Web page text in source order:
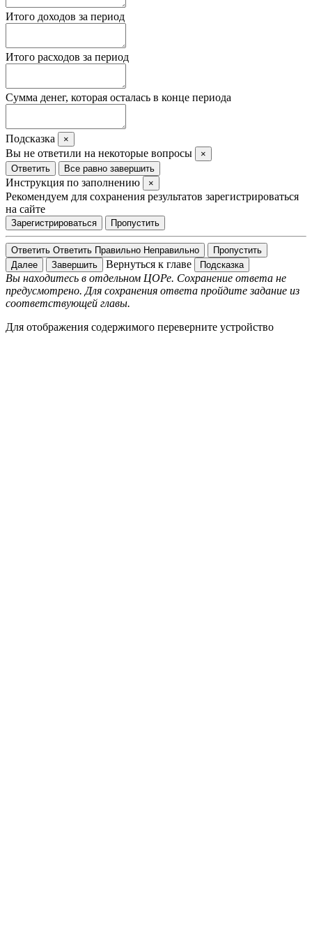
Итого доходов за период
Итого расходов за период
Сумма денег, которая осталась в конце периода
Подсказка ×
Вы не ответили на некоторые вопросы
×
Ответить
Все равно завершить
Инструкция по заполнению ×
Рекомендуем для сохранения результатов зарегистрироваться
на сайте
Зарегистрироваться Пропустить
Ответить Ответить Правильно Неправильно
Пропустить
Далее
Завершить Вернуться к главе Подсказка
Вы находитесь в отдельном ЦОРе. Сохранение ответа не
предусмотрено. Для сохранения ответа пройдите задание из
соответствующей главы.
Для отображения содержимого переверните устройство